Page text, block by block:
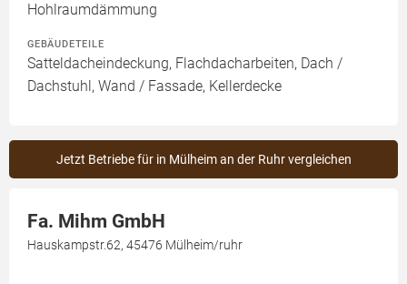
Hohlraumdämmung
GEBÄUDETEILE
Satteldacheindeckung, Flachdacharbeiten, Dach /
Dachstuhl, Wand / Fassade, Kellerdecke
Jetzt Betriebe für in Mülheim an der Ruhr vergleichen
Fa. Mihm GmbH
Hauskampstr.62, 45476 Mülheim/ruhr